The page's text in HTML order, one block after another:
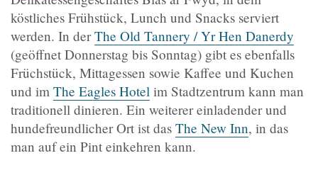
köstliches Frühstück, Lunch und Snacks serviert
werden. In derThe Old Tannery / Yr Hen Danerdy
(geöffnet Donnerstag bis Sonntag) gibt es ebenfalls
Früchstück, Mittagessen sowie Kaffee und Kuchen
und im The Eagles Hotel im Stadtzentrum kann man
traditionell dinieren. Ein weiterer einladender und
hundefreundlicher Ort ist das The New Inn, in das
man auf ein Pint einkehren kann.